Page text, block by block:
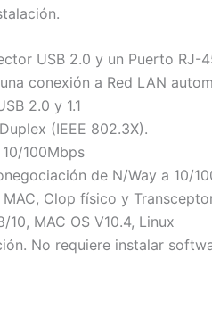
USB 2.0 y un Puerto RJ-
conexión a Red LAN
2.0 y 1.1
(IEEE 802.3X).
100Mbps
de N/Way a 10/
Clop físico y
MAC OS V10.4, Linux
No requiere instalar